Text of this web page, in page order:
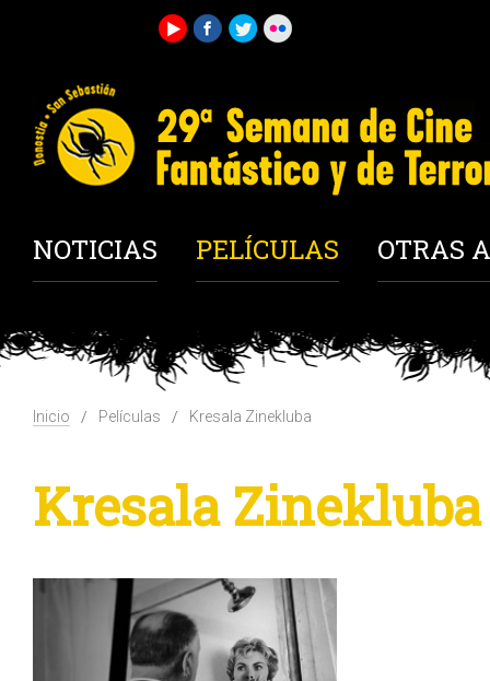
NOTICIAS PELÍCULAS OTRAS
Inicio Películas Kresala Zinekluba
Kresala Zinekluba